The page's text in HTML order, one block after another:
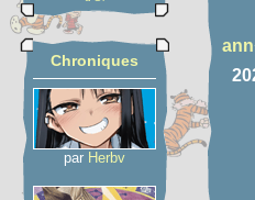
Chroniques
par Herbv